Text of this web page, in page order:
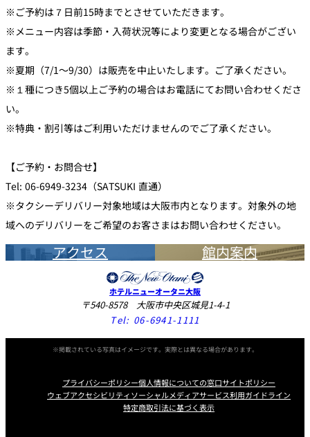
※ご予約は７日前​15時​までとさせていただきます。
※メニュー内容は季節・入荷状況等により変更となる場合がござい
ます。
※夏期（7/1～9/30）は販売を中止いたします。ご了承ください。
※１種につき5個以上ご予約の場合はお電話にてお問い合わせくださ
い。
※特典・割引等はご利用いただけませんのでご了承ください。
【ご予約・お問合せ】
Tel: 06-6949-3234（SATSUKI 直通）
※タクシーデリバリー対象地域は大阪市内となります。対象外の地
域へのデリバリーをご希望のお客さまはお問い合わせください。
アクセス 館内案内
ホテルニューオータニ大阪
〒540-8578 大阪市中央区城見1-4-1
Tel: 06-6941-1111
※掲載されている写真はイメージです。実際とは異なる場合があります。
プライバシーポリシー個人情報についての窓口サイトポリシー
ウェブアクセシビリティソーシャルメディアサービス利用ガイドライン
特定商取引法に基づく表示